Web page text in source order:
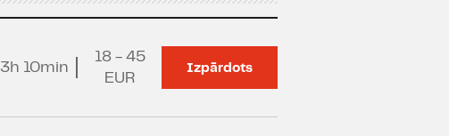
3h 10min
18 - 45
EUR
Izpārdots